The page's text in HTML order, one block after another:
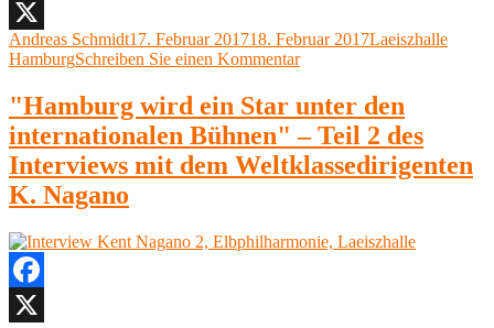
Braunstein,
Mozart,
Laeiszhalle
Hamburg“
Facebook
X
Autor
Andreas SchmidtVeröffentlicht
am
17. Februar 201718. Februar 2017Kategorien
Laeiszhalle
HamburgSchreiben Sie einen Kommentarzu
Hamburg,
Amihai
Grosz,
Guy
Braunstein,
Beethoven,
Laeiszhalle
"Hamburg wird ein Star unter den
internationalen Bühnen" – Teil 2 des
Interviews mit dem Weltklassedirigenten
K. Nagano
Facebook